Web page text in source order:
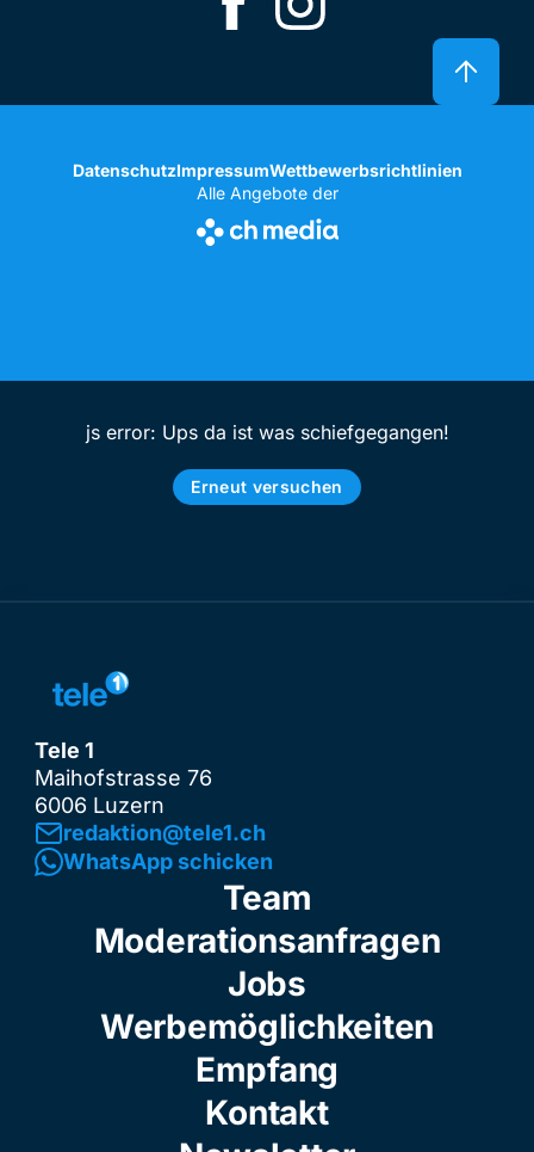
DatenschutzImpressumWettbewerbsrichtlinien
Alle Angebote der
js error: Ups da ist was schiefgegangen!
Erneut versuchen
Tele 1
Maihofstrasse 76
6006 Luzern
redaktion@tele1.ch
WhatsApp schicken
Team
Moderationsanfragen
Jobs
Werbemöglichkeiten
Empfang
Kontakt